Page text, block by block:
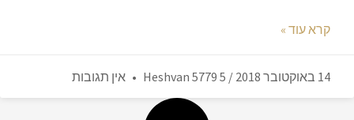
קרא עוד »
14 באוקטובר 2018 / 5 Heshvan 5779 אין תגובות